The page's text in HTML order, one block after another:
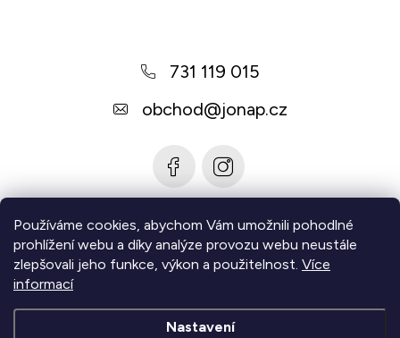
Používáme cookies, abychom Vám umožnili pohodlné
prohlížení webu a díky analýze provozu webu neustále
zlepšovali jeho funkce, výkon a použitelnost. Více
informací
Nastavení
731 119 015
obchod@jonap.cz
Informace pro vás
Zjistěte více